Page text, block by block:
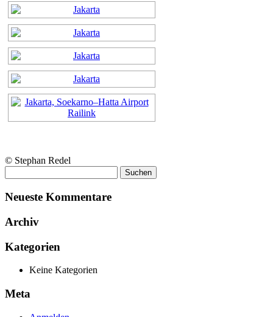
© Stephan Redel
nach:
Neueste Kommentare
Archiv
Kategorien
Keine Kategorien
Meta